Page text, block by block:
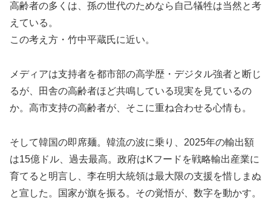
高齢者の多くは、孫の世代のためなら自己犠牲は当然と考
えている。
この考え方・竹中平蔵氏に近い。
メディアは支持者を都市部の高学歴・デジタル強者と断じ
るが、田舎の高齢者ほど共鳴している現実を見ているの
か。高市支持の高齢者が、そこに重ね合わせる心情も。
そして韓国の即席麺。韓流の波に乗り、2025年の輸出額
は15億ドル、過去最高。政府はKフードを戦略輸出産業に
育てると明言し、李在明大統領は最大限の支援を惜しまぬ
と宣した。国家が旗を振る。その覚悟が、数字を動かす。